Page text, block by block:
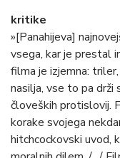
kritike
»[Panahijeva]
vsega, kar je prestal
filma je izjemna:
nasilja, vse to pa drži
človeških protislovij.
korake svojega
hitchcockovski uvod,